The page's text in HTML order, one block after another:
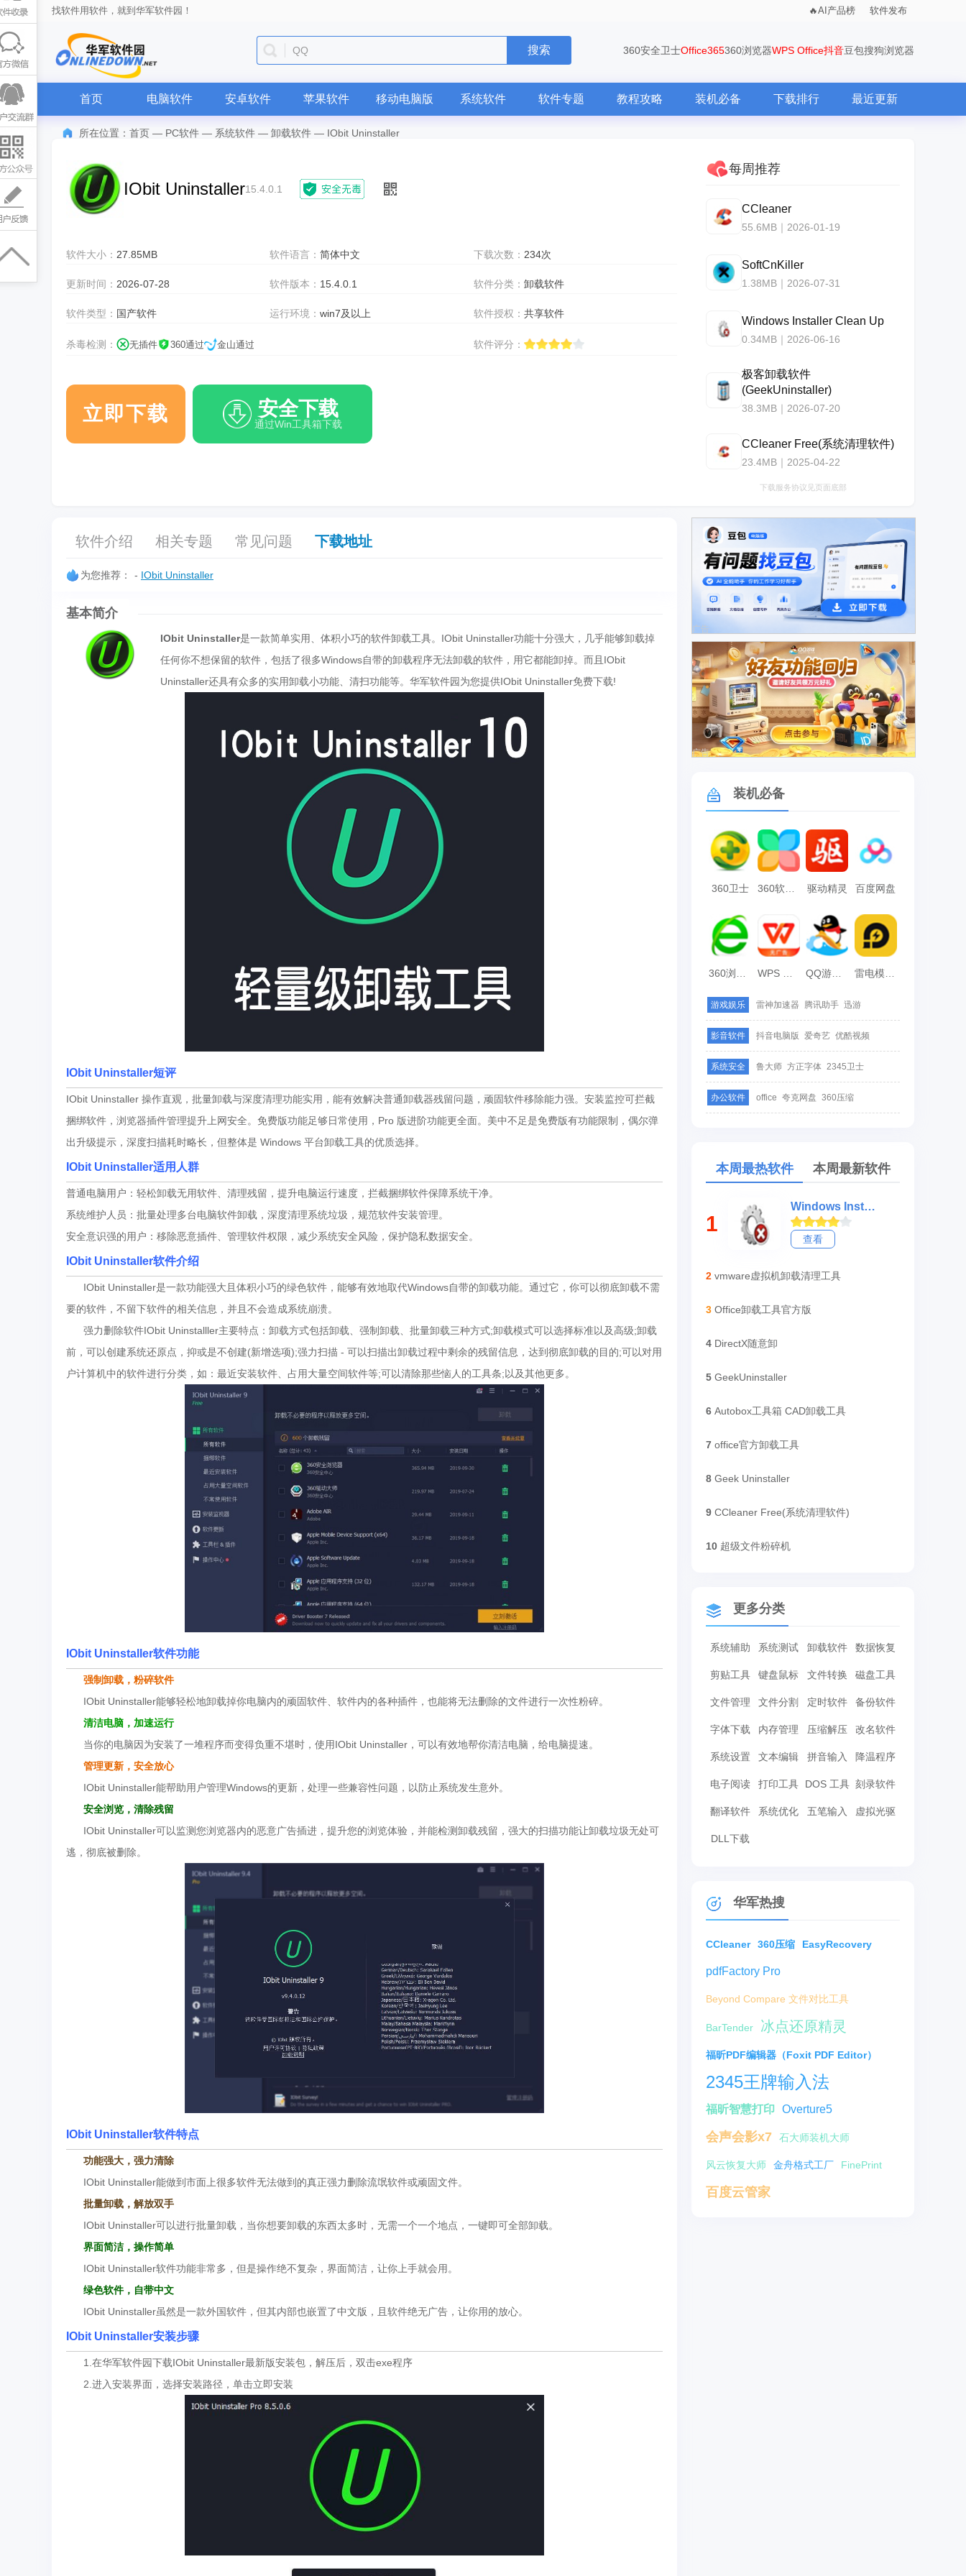
找软件用软件，就到华军软件园！ AI产品榜 软件发布
QQ 搜索 360安全卫士Office365360浏览器WPS Office抖音豆包搜狗浏览器
首页 电脑软件 安卓软件 苹果软件 移动电脑版 系统软件 软件专题 教程攻略 装机必备 下载排行 最近更新
所在位置： 首页 — PC软件 — 系统软件 — 卸载软件 — IObit Uninstaller
IObit Uninstaller15.4.0.1
软件大小： 27.85MB 软件语言：简体中文 下载次数： 234次
更新时间： 2026-07-28 软件版本： 15.4.0.1 软件分类： 卸载软件
软件类型： 国产软件 运行环境：win7及以上 软件授权： 共享软件
杀毒检测： 无插件 360通过 金山通过 软件评分：
立即下载 安全下载
通过Win工具箱下载
每周推荐
CCleaner
55.6MB｜2026-01-19
SoftCnKiller
1.38MB｜2026-07-31
Windows Installer Clean Up
0.34MB｜2026-06-16
极客卸载软件
(GeekUninstaller)
38.3MB｜2026-07-20
CCleaner Free(系统清理软件)
23.4MB｜2025-04-22
下载服务协议见页面底部
软件介绍 相关专题 常见问题 下载地址
为您推荐： - IObit Uninstaller
基本简介
IObit Uninstaller是一款简单实用、体积小巧的软件卸载工具。IObit Uninstaller功能十分强大，几乎能够卸载掉
任何你不想保留的软件，包括了很多Windows自带的卸载程序无法卸载的软件，用它都能卸掉。而且IObit
Uninstaller还具有众多的实用卸载小功能、清扫功能等。华军软件园为您提供IObit Uninstaller免费下载!
IObit Uninstaller短评
IObit Uninstaller 操作直观，批量卸载与深度清理功能实用，能有效解决普通卸载器残留问题，顽固软件移除能力强。安装监控可拦截
捆绑软件，浏览器插件管理提升上网安全。免费版功能足够日常使用，Pro 版进阶功能更全面。美中不足是免费版有功能限制，偶尔弹
出升级提示，深度扫描耗时略长，但整体是 Windows 平台卸载工具的优质选择。
IObit Uninstaller适用人群
普通电脑用户：轻松卸载无用软件、清理残留，提升电脑运行速度，拦截捆绑软件保障系统干净。
系统维护人员：批量处理多台电脑软件卸载，深度清理系统垃圾，规范软件安装管理。
安全意识强的用户：移除恶意插件、管理软件权限，减少系统安全风险，保护隐私数据安全。
IObit Uninstaller软件介绍
IObit Uninstaller是一款功能强大且体积小巧的绿色软件，能够有效地取代Windows自带的卸载功能。通过它，你可以彻底卸载不需
要的软件，不留下软件的相关信息，并且不会造成系统崩溃。
强力删除软件IObit Uninstalller主要特点：卸载方式包括卸载、强制卸载、批量卸载三种方式;卸载模式可以选择标准以及高级;卸载
前，可以创建系统还原点，抑或是不创建(新增选项);强力扫描 - 可以扫描出卸载过程中剩余的残留信息，达到彻底卸载的目的;可以对用
户计算机中的软件进行分类，如：最近安装软件、占用大量空间软件等;可以清除那些恼人的工具条;以及其他更多。
IObit Uninstaller软件功能
强制卸载，粉碎软件
IObit Uninstaller能够轻松地卸载掉你电脑内的顽固软件、软件内的各种插件，也能将无法删除的文件进行一次性粉碎。
清洁电脑，加速运行
当你的电脑因为安装了一堆程序而变得负重不堪时，使用IObit Uninstaller，可以有效地帮你清洁电脑，给电脑提速。
管理更新，安全放心
IObit Uninstaller能帮助用户管理Windows的更新，处理一些兼容性问题，以防止系统发生意外。
安全浏览，清除残留
IObit Uninstaller可以监测您浏览器内的恶意广告插进，提升您的浏览体验，并能检测卸载残留，强大的扫描功能让卸载垃圾无处可
逃，彻底被删除。
IObit Uninstaller软件特点
功能强大，强力清除
IObit Uninstaller能做到市面上很多软件无法做到的真正强力删除流氓软件或顽固文件。
批量卸载，解放双手
IObit Uninstaller可以进行批量卸载，当你想要卸载的东西太多时，无需一个一个地点，一键即可全部卸载。
界面简洁，操作简单
IObit Uninstaller软件功能非常多，但是操作绝不复杂，界面简洁，让你上手就会用。
绿色软件，自带中文
IObit Uninstaller虽然是一款外国软件，但其内部也嵌置了中文版，且软件绝无广告，让你用的放心。
IObit Uninstaller安装步骤
1.在华军软件园下载IObit Uninstaller最新版安装包，解压后，双击exe程序
2.进入安装界面，选择安装路径，单击立即安装
广告
广告
装机必备
360卫士 360软件管家 驱动精灵 百度网盘
雷电模拟器
游戏娱乐 雷神加速器 腾讯助手 迅游
影音软件 抖音电脑版 爱奇艺 优酷视频
系统安全 鲁大师 方正字体 2345卫士
办公软件 office 夸克网盘 360压缩
本周最热软件 本周最新软件
1
Windows Installer Clean Up
查看
2 vmware虚拟机卸载清理工具
3 Office卸载工具官方版
4 DirectX随意卸
5 GeekUninstaller
6 Autobox工具箱 CAD卸载工具
7 office官方卸载工具
8 Geek Uninstaller
9 CCleaner Free(系统清理软件)
10 超级文件粉碎机
更多分类
系统辅助 系统测试 卸载软件 数据恢复
剪贴工具 键盘鼠标 文件转换 磁盘工具
文件管理 文件分割 定时软件 备份软件
字体下载 内存管理 压缩解压 改名软件
系统设置 文本编辑 拼音输入 降温程序
电子阅读 打印工具 DOS 工具 刻录软件
翻译软件 系统优化 五笔输入 虚拟光驱
DLL下载
华军热搜
CCleaner 360压缩 EasyRecovery
pdfFactory Pro
Beyond Compare 文件对比工具
BarTender 冰点还原精灵
福昕PDF编辑器（Foxit PDF Editor）
2345王牌输入法
福昕智慧打印 Overture5
会声会影x7 石大师装机大师
风云恢复大师 金舟格式工厂 FinePrint
百度云管家